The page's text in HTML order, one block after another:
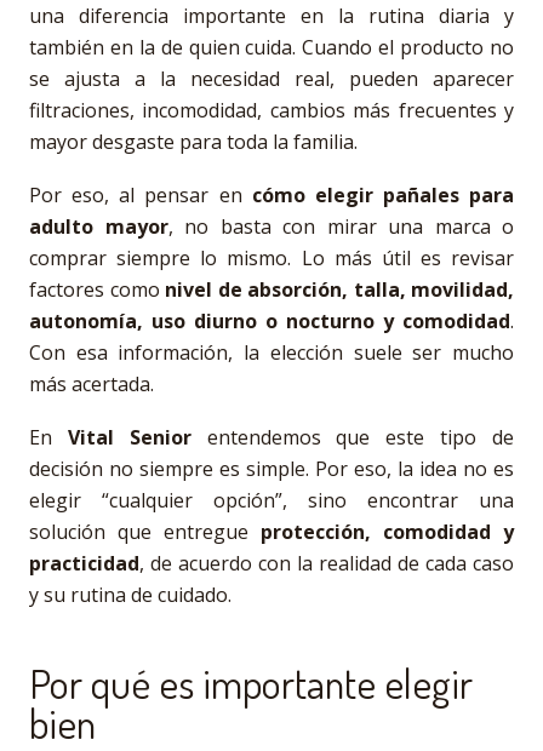
una diferencia importante en la rutina diaria y
también en la de quien cuida. Cuando el producto no
se ajusta a la necesidad real, pueden aparecer
filtraciones, incomodidad, cambios más frecuentes y
mayor desgaste para toda la familia.
Por eso, al pensar en cómo elegir pañales para
adulto mayor, no basta con mirar una marca o
comprar siempre lo mismo. Lo más útil es revisar
factores como nivel de absorción, talla, movilidad,
autonomía, uso diurno o nocturno y comodidad.
Con esa información, la elección suele ser mucho
más acertada.
En Vital Seniorentendemos que este tipo de
decisión no siempre es simple. Por eso, la idea no es
elegir “cualquier opción”, sino encontrar una
solución que entregue protección, comodidad y
practicidad, de acuerdo con la realidad de cada caso
y su rutina de cuidado.
Por qué es importante elegir
bien